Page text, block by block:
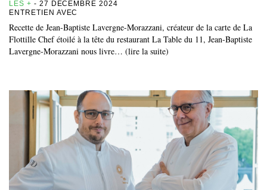
LES + - 27 DÉCEMBRE 2024
ENTRETIEN AVEC
Recette de Jean-Baptiste Lavergne-Morazzani, créateur de la carte de La
Flottille Chef étoilé à la tête du restaurant La Table du 11, Jean-Baptiste
Lavergne-Morazzani nous livre… (lire la suite)